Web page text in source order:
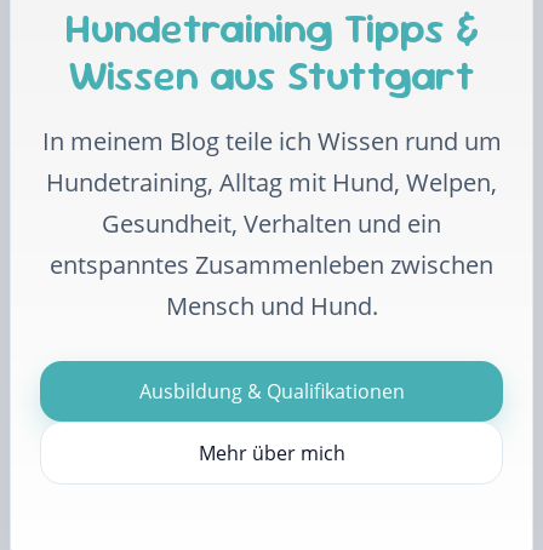
Hundetraining Tipps &
Wissen aus Stuttgart
In meinem Blog teile ich Wissen rund um
Hundetraining, Alltag mit Hund, Welpen,
Gesundheit, Verhalten und ein
entspanntes Zusammenleben zwischen
Mensch und Hund.
Ausbildung & Qualifikationen
Mehr über mich